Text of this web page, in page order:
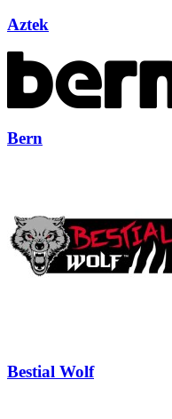
Aztek
Bern
Bestial Wolf